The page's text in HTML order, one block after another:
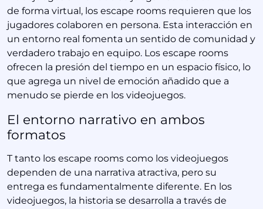
de forma virtual, los escape rooms requieren que los
jugadores colaboren en persona. Esta interacción en
un entorno real fomenta un sentido de comunidad y
verdadero trabajo en equipo. Los escape rooms
ofrecen la presión del tiempo en un espacio físico, lo
que agrega un nivel de emoción añadido que a
menudo se pierde en los videojuegos.
El entorno narrativo en ambos
formatos
T tanto los escape rooms como los videojuegos
dependen de una narrativa atractiva, pero su
entrega es fundamentalmente diferente. En los
videojuegos, la historia se desarrolla a través de